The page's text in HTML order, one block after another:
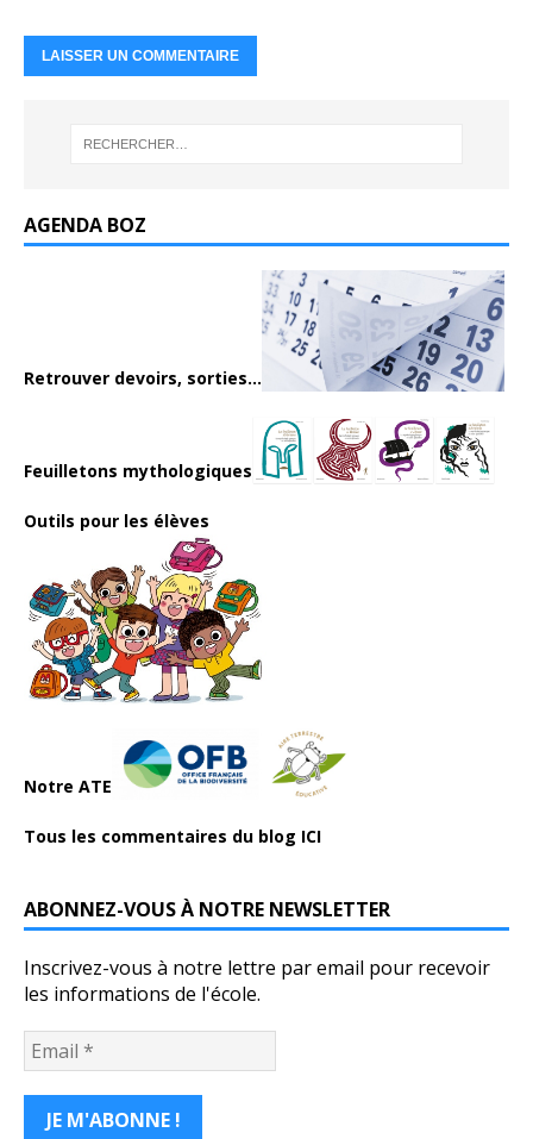
AGENDA BOZ
Retrouver devoirs, sorties...
Feuilletons mythologiques
Outils pour les élèves
Notre ATE
Tous les commentaires du blog ICI
ABONNEZ-VOUS À NOTRE NEWSLETTER
Inscrivez-vous à notre lettre par email pour recevoir
les informations de l'école.